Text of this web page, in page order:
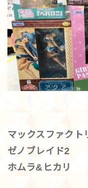
マックスファクト
ゼノブレイド2
ホムラ&ヒカリ